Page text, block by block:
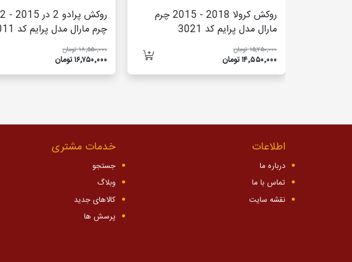
روکش کرولا 2018 - 2015 چرم
مارال مدل پرایم کد 3021
۱۵٬۷۵۰٬۰۰۰ تومان
۱۴٬۵۵۰٬۰۰۰ تومان
چرم مارال مدل پرایم کد 3011
۱۸٬۵۵۰٬۰۰۰ تومان
۱۶٬۷۵۰٬۰۰۰ تومان
اطلاعات
درباره ما
تماس با ما
نقشه سایت
خدمات مشتری
جستجو
وبلاگ
کالاهای جدید
پرسش ها